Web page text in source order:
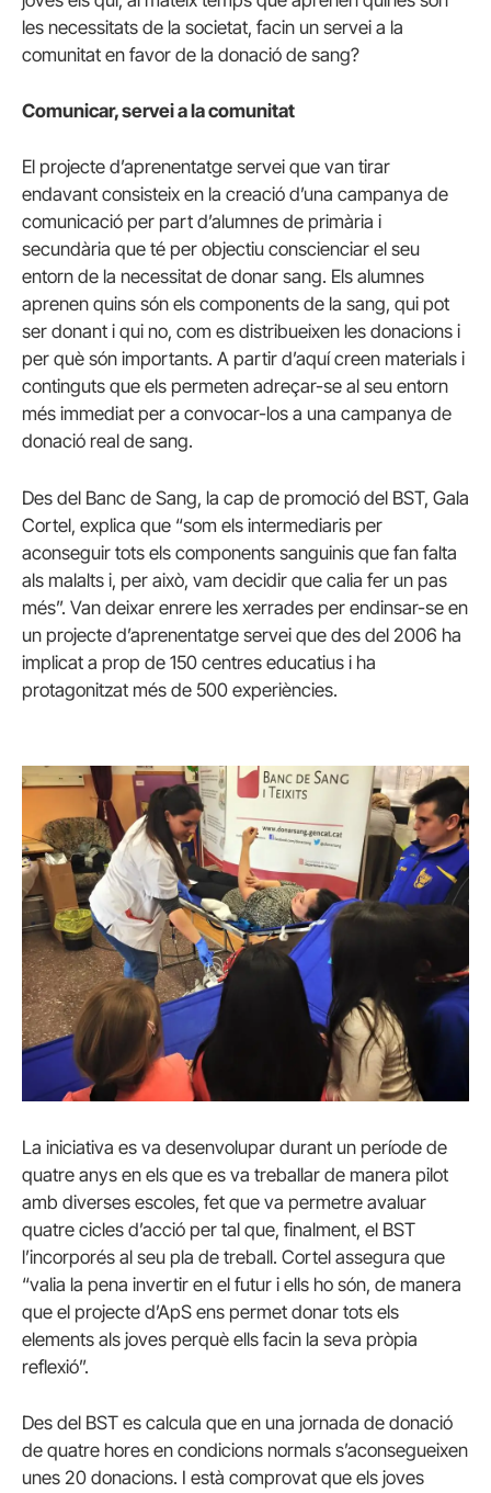
les necessitats de la societat, facin un servei a la
comunitat en favor de la donació de sang?
Comunicar, servei a la comunitat
El projecte d’aprenentatge servei que van tirar
endavant consisteix en la creació d’una campanya de
comunicació per part d’alumnes de primària i
secundària que té per objectiu conscienciar el seu
entorn de la necessitat de donar sang. Els alumnes
aprenen quins són els components de la sang, qui pot
ser donant i qui no, com es distribueixen les donacions i
per què són importants. A partir d’aquí creen materials i
continguts que els permeten adreçar-se al seu entorn
més immediat per a convocar-los a una campanya de
donació real de sang.
Des del Banc de Sang, la cap de promoció del BST, Gala
Cortel, explica que “som els intermediaris per
aconseguir tots els components sanguinis que fan falta
als malalts i, per això, vam decidir que calia fer un pas
més”. Van deixar enrere les xerrades per endinsar-se en
un projecte d’aprenentatge servei que des del 2006 ha
implicat a prop de 150 centres educatius i ha
protagonitzat més de 500 experiències.
La iniciativa es va desenvolupar durant un període de
quatre anys en els que es va treballar de manera pilot
amb diverses escoles, fet que va permetre avaluar
quatre cicles d’acció per tal que, finalment, el BST
l’incorporés al seu pla de treball. Cortel assegura que
“valia la pena invertir en el futur i ells ho són, de manera
que el projecte d’ApS ens permet donar tots els
elements als joves perquè ells facin la seva pròpia
reflexió”.
Des del BST es calcula que en una jornada de donació
de quatre hores en condicions normals s’aconsegueixen
unes 20 donacions. I està comprovat que els joves